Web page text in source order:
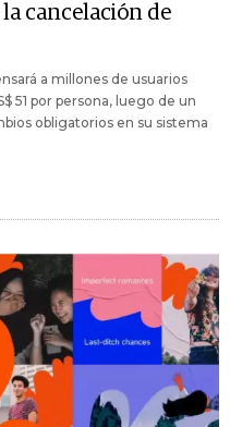
cancelación de
a millones de usuarios
51 por persona, luego de un
obligatorios en su sistema